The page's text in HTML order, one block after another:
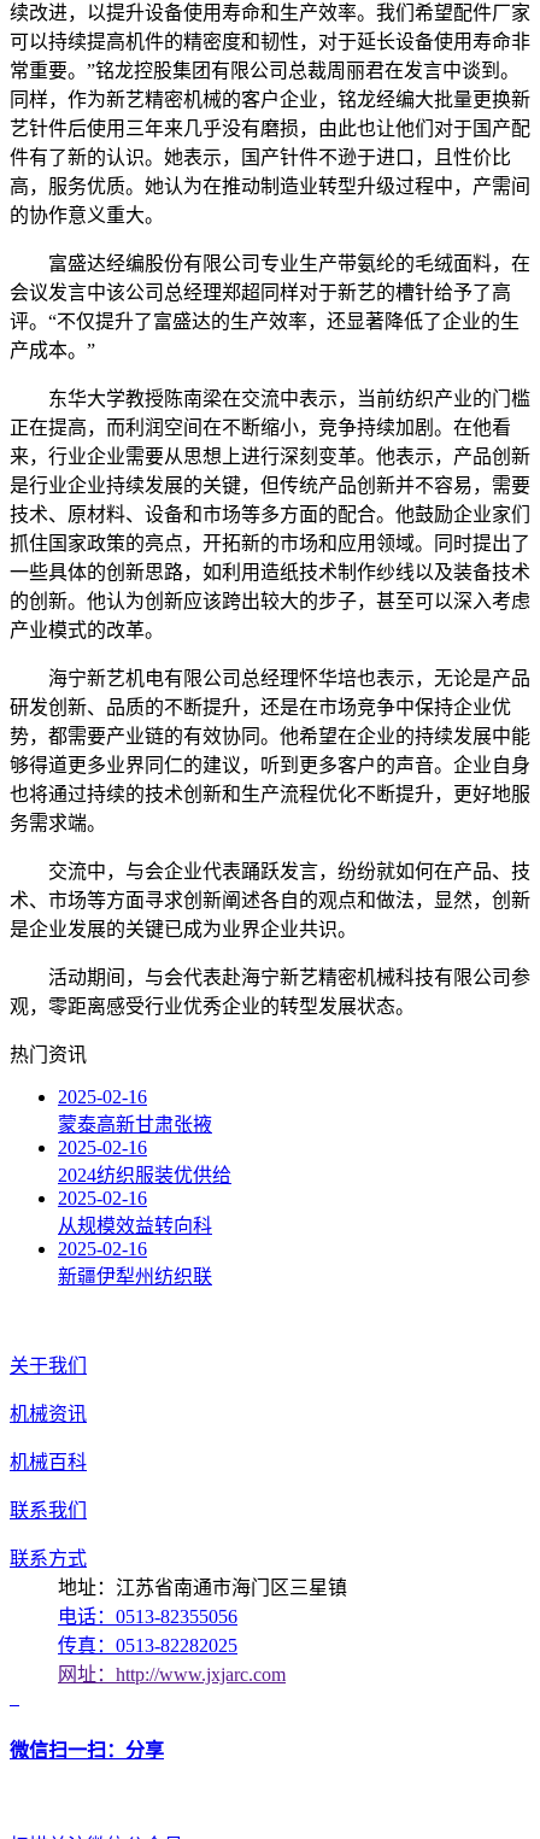
续改进，以提升设备使用寿命和生产效率。我们希望配件厂家
可以持续提高机件的精密度和韧性，对于延长设备使用寿命非
常重要。”铭龙控股集团有限公司总裁周丽君在发言中谈到。
同样，作为新艺精密机械的客户企业，铭龙经编大批量更换新
艺针件后使用三年来几乎没有磨损，由此也让他们对于国产配
件有了新的认识。她表示，国产针件不逊于进口，且性价比
高，服务优质。她认为在推动制造业转型升级过程中，产需间
的协作意义重大。
富盛达经编股份有限公司专业生产带氨纶的毛绒面料，在
会议发言中该公司总经理郑超同样对于新艺的槽针给予了高
评。“不仅提升了富盛达的生产效率，还显著降低了企业的生
产成本。”
东华大学教授陈南梁在交流中表示，当前纺织产业的门槛
正在提高，而利润空间在不断缩小，竞争持续加剧。在他看
来，行业企业需要从思想上进行深刻变革。他表示，产品创新
是行业企业持续发展的关键，但传统产品创新并不容易，需要
技术、原材料、设备和市场等多方面的配合。他鼓励企业家们
抓住国家政策的亮点，开拓新的市场和应用领域。同时提出了
一些具体的创新思路，如利用造纸技术制作纱线以及装备技术
的创新。他认为创新应该跨出较大的步子，甚至可以深入考虑
产业模式的改革。
海宁新艺机电有限公司总经理怀华培也表示，无论是产品
研发创新、品质的不断提升，还是在市场竞争中保持企业优
势，都需要产业链的有效协同。他希望在企业的持续发展中能
够得道更多业界同仁的建议，听到更多客户的声音。企业自身
也将通过持续的技术创新和生产流程优化不断提升，更好地服
务需求端。
交流中，与会企业代表踊跃发言，纷纷就如何在产品、技
术、市场等方面寻求创新阐述各自的观点和做法，显然，创新
是企业发展的关键已成为业界企业共识。
活动期间，与会代表赴海宁新艺精密机械科技有限公司参
观，零距离感受行业优秀企业的转型发展状态。
热门资讯
2025-02-16
蒙泰高新甘肃张掖
2025-02-16
2024纺织服装优供给
2025-02-16
从规模效益转向科
2025-02-16
新疆伊犁州纺织联
关于我们
机械资讯
机械百科
联系我们
联系方式
地址：江苏省南通市海门区三星镇
电话：0513-82355056
传真：0513-82282025
网址：http://www.jxjarc.com
微信扫一扫：分享